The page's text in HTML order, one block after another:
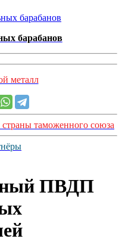
барабанов
металл
таможенного союза
ПВДП